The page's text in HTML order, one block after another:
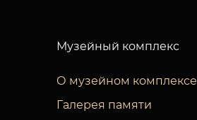
Музейный комплекс
О музейном комплексе
Галерея памяти